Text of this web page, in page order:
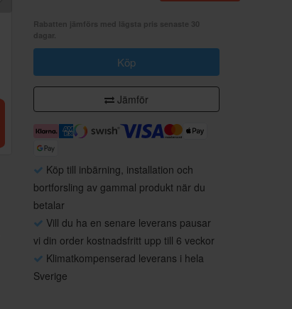
Köp
Jämför
Köp till inbärning, installation och
bortforsling av gammal produkt när du
betalar
Vill du ha en senare leverans pausar
vi din order kostnadsfritt upp till 6 veckor
Klimatkompenserad leverans i hela
Sverige